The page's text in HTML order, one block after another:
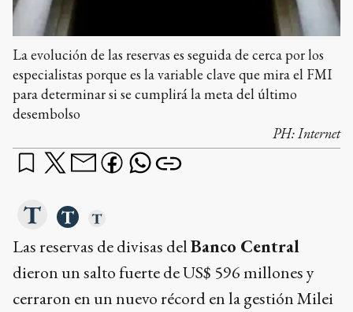
La evolución de las reservas es seguida de cerca por los
especialistas porque es la variable clave que mira el FMI
para determinar si se cumplirá la meta del último
desembolso
PH:Internet
Las reservas de divisas delBanco Central
dieron un salto fuerte de US$ 596 millones y
cerraron en un nuevo récord en la gestión Milei